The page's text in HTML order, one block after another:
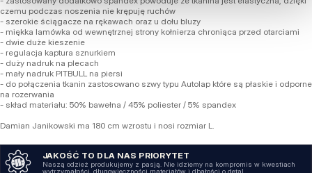
czemu podczas noszenia nie krępuję ruchów
- szerokie ściągacze na rękawach oraz u dołu bluzy
- miękka lamówka od wewnętrznej strony kołnierza chroniąca przed otarciami
- dwie duże kieszenie
- regulacja kaptura sznurkiem
- duży nadruk na plecach
- mały nadruk PITBULL na piersi
- do połączenia tkanin zastosowano szwy typu Autolap które są płaskie i odporne
na rozerwania
- skład materiału: 50% bawełna / 45% poliester / 5% spandex
Damian Janikowski ma 180 cm wzrostu i nosi rozmiar L.
JAKOŚĆ TO DLA NAS PRIORYTET
Naszą odzież produkujemy z pasją. Nie idziemy na kompromis w kwestiach
wytrzymałości, długowieczności materiałów i dbałości o detal.